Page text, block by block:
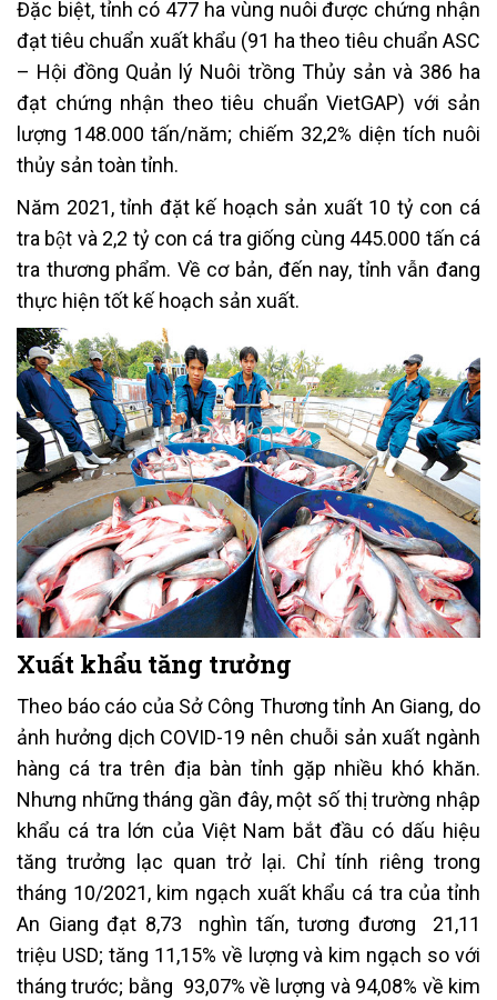
Đặc biệt, tỉnh có 477 ha vùng nuôi được chứng nhận
đạt tiêu chuẩn xuất khẩu (91 ha theo tiêu chuẩn ASC
– Hội đồng Quản lý Nuôi trồng Thủy sản và 386 ha
đạt chứng nhận theo tiêu chuẩn VietGAP) với sản
lượng 148.000 tấn/năm; chiếm 32,2% diện tích nuôi
thủy sản toàn tỉnh.
Năm 2021, tỉnh đặt kế hoạch sản xuất 10 tỷ con cá
tra bột và 2,2 tỷ con cá tra giống cùng 445.000 tấn cá
tra thương phẩm. Về cơ bản, đến nay, tỉnh vẫn đang
thực hiện tốt kế hoạch sản xuất.
Xuất khẩu tăng trưởng
Theo báo cáo của Sở Công Thương tỉnh An Giang, do
ảnh hưởng dịch COVID-19 nên chuỗi sản xuất ngành
hàng cá tra trên địa bàn tỉnh gặp nhiều khó khăn.
Nhưng những tháng gần đây, một số thị trường nhập
khẩu cá tra lớn của Việt Nam bắt đầu có dấu hiệu
tăng trưởng lạc quan trở lại. Chỉ tính riêng trong
tháng 10/2021, kim ngạch xuất khẩu cá tra của tỉnh
An Giang đạt 8,73 nghìn tấn, tương đương 21,11
triệu USD; tăng 11,15% về lượng và kim ngạch so với
tháng trước; bằng 93,07% về lượng và 94,08% về kim